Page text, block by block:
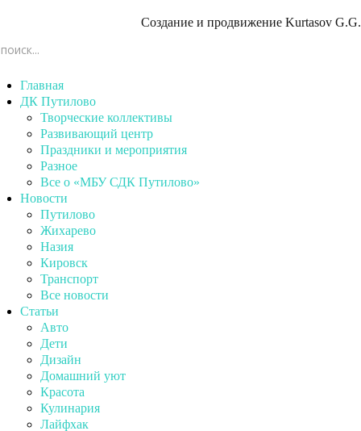
Создание и продвижение Kurtasov G.G.
Главная
ДК Путилово
Творческие коллективы
Развивающий центр
Праздники и мероприятия
Разное
Все о «МБУ СДК Путилово»
Новости
Путилово
Жихарево
Назия
Кировск
Транспорт
Все новости
Статьи
Авто
Дети
Дизайн
Домашний уют
Красота
Кулинария
Лайфхак